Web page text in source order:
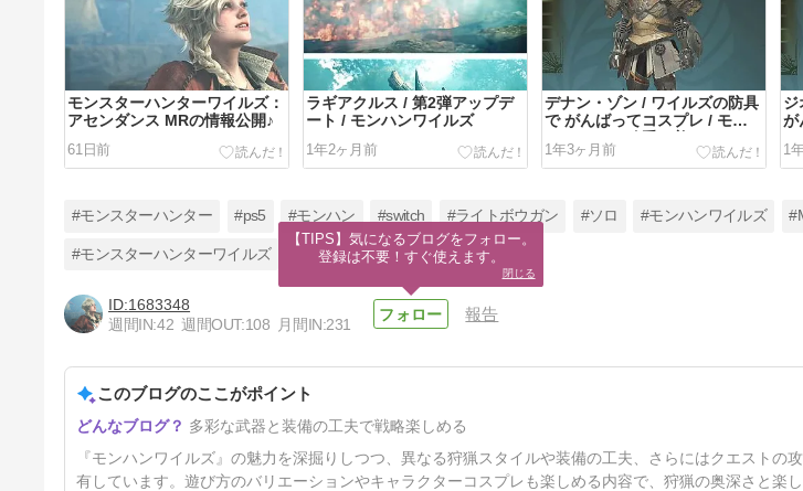
モンスターハンターワイルズ：
アセンダンス MRの情報公開♪
61日前
ラギアクルス / 第2弾アップデ
ート / モンハンワイルズ
1年2ヶ月前
デナン・ゾン / ワイルズの防具
で がんばってコスプレ / モン
ハンワイルズ 重ね着
1年3ヶ月前
ジ
が
1
ゾッグ / ワイルズの防具で が
んばってコスプレ / モンハンワ
#モンスターハンター #ps5 #モンハン #switch #ライトボウガン #ソロ #モンハンワイルズ
#モンスターハンターワイルズ
1683348
週間IN:42 週間OUT:108 月間IN:231
報告
このブログのここがポイント
多彩な武器と装備の工夫で戦略楽しめる
『モンハンワイルズ』の魅力を深掘りしつつ、異なる狩猟スタイルや装備の工夫、さらにはクエストの
有しています。遊び方のバリエーションやキャラクターコスプレも楽しめる内容で、狩猟の奥深さと楽し
【TIPS】気になるブログをフォロー。
登録は不要！すぐ使えます。
閉じる